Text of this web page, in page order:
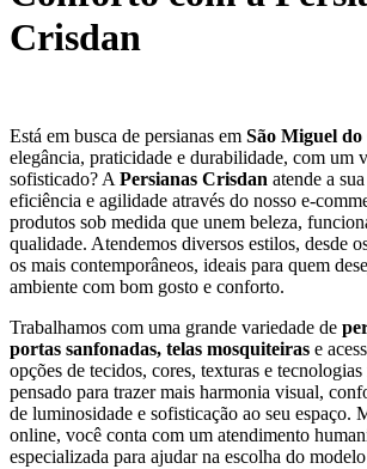
Crisdan
Está em busca de persianas em São Miguel do
elegância, praticidade e durabilidade, com um
sofisticado? A Persianas Crisdan atende a
eficiência e agilidade através do nosso e-
produtos sob medida que unem beleza,
qualidade. Atendemos diversos estilos, desde
os mais contemporâneos, ideais para quem
ambiente com bom gosto e conforto.
Trabalhamos com uma grande variedade de
portas sanfonadas, telas mosquiteiras e
opções de tecidos, cores, texturas e
pensado para trazer mais harmonia visual,
de luminosidade e sofisticação ao seu espaço.
online, você conta com um atendimento
especializada para ajudar na escolha do